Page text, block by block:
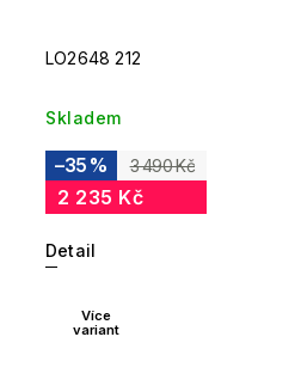
LO2648 212
Skladem
3 490 Kč
–35 %
2 235 Kč
Detail
Více
variant